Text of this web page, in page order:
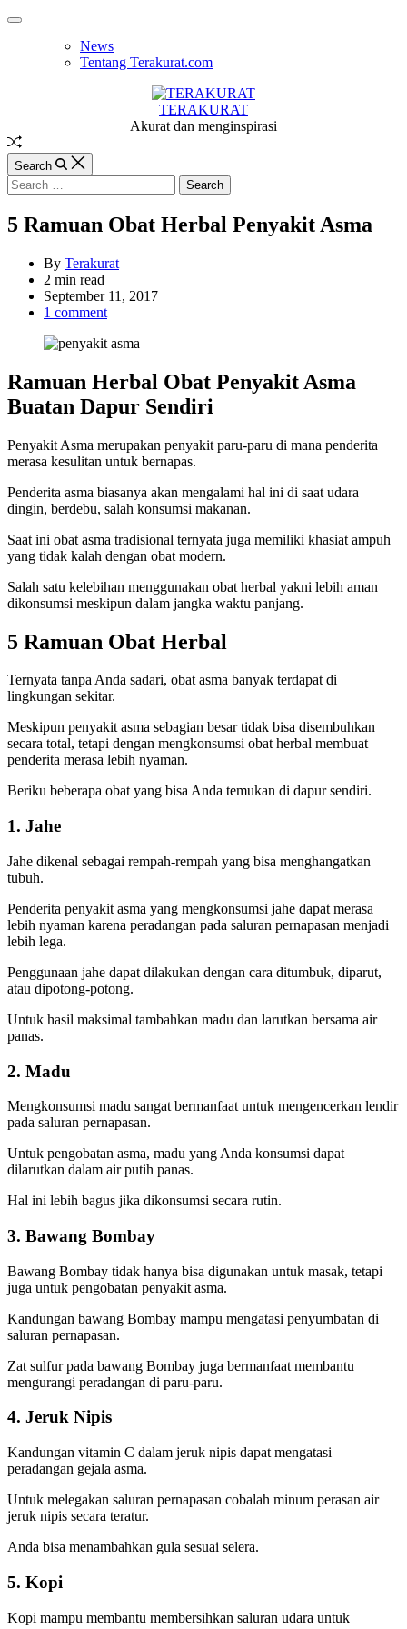
Skip
Off
News
Tentang Terakurat.com
TERAKURAT
Akurat dan menginspirasi
Random
Article
Search
Search
for:
5 Ramuan Obat Herbal Penyakit Asma
By Terakurat
Estimated
read
time
2 min read
September 11, 2017
1 comment
Ramuan Herbal Obat Penyakit Asma
Buatan Dapur Sendiri
Penyakit Asma merupakan penyakit paru-paru di mana penderita
merasa kesulitan untuk bernapas.
Penderita asma biasanya akan mengalami hal ini di saat udara
dingin, berdebu, salah konsumsi makanan.
Saat ini obat asma tradisional ternyata juga memiliki khasiat ampuh
yang tidak kalah dengan obat modern.
Salah satu kelebihan menggunakan obat herbal yakni lebih aman
dikonsumsi meskipun dalam jangka waktu panjang.
5 Ramuan Obat Herbal
Ternyata tanpa Anda sadari, obat asma banyak terdapat di
lingkungan sekitar.
Meskipun penyakit asma sebagian besar tidak bisa disembuhkan
secara total, tetapi dengan mengkonsumsi obat herbal membuat
penderita merasa lebih nyaman.
Beriku beberapa obat yang bisa Anda temukan di dapur sendiri.
1. Jahe
Jahe dikenal sebagai rempah-rempah yang bisa menghangatkan
tubuh.
Penderita penyakit asma yang mengkonsumsi jahe dapat merasa
lebih nyaman karena peradangan pada saluran pernapasan menjadi
lebih lega.
Penggunaan jahe dapat dilakukan dengan cara ditumbuk, diparut,
atau dipotong-potong.
Untuk hasil maksimal tambahkan madu dan larutkan bersama air
panas.
2. Madu
Mengkonsumsi madu sangat bermanfaat untuk mengencerkan lendir
pada saluran pernapasan.
Untuk pengobatan asma, madu yang Anda konsumsi dapat
dilarutkan dalam air putih panas.
Hal ini lebih bagus jika dikonsumsi secara rutin.
3. Bawang Bombay
Bawang Bombay tidak hanya bisa digunakan untuk masak, tetapi
juga untuk pengobatan penyakit asma.
Kandungan bawang Bombay mampu mengatasi penyumbatan di
saluran pernapasan.
Zat sulfur pada bawang Bombay juga bermanfaat membantu
mengurangi peradangan di paru-paru.
4. Jeruk Nipis
Kandungan vitamin C dalam jeruk nipis dapat mengatasi
peradangan gejala asma.
Untuk melegakan saluran pernapasan cobalah minum perasan air
jeruk nipis secara teratur.
Anda bisa menambahkan gula sesuai selera.
5. Kopi
Kopi mampu membantu membersihkan saluran udara untuk